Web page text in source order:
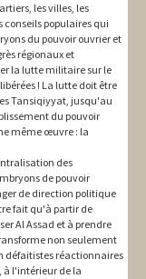
les villes, les
conseils populaires qui
du pouvoir ouvrier et
régionaux et
la lutte militaire sur le
! La lutte doit être
Tansiqiyyat, jusqu'au
du pouvoir
même œuvre : la
des
de pouvoir
de direction politique
fait qu'à partir de
Al Assad et à prendre
non seulement
défaitistes réactionnaires
à l'intérieur de la